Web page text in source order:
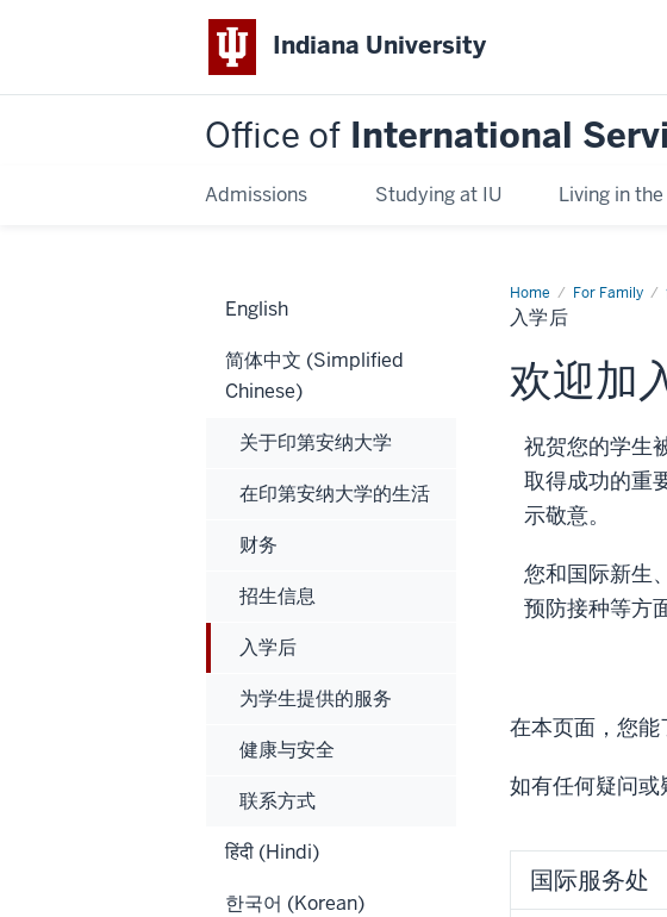
Indiana University
Office of International
Admissions Studying at IU Living in the
Home For Family
入
学
入学后
欢迎加
祝贺您的学生
取得成功的重
示敬意。
您和国际新生
预防接种等方
在本页面，您能
如有任何疑问或
国际服务处
English
简体中文 (Simplified
Chinese)
关于印第安纳大学
在印第安纳大学的生活
财务
招生信息
入学后
为学生提供的服务
健康与安全
联系方式
हिंदी (Hindi)
한국어 (Korean)